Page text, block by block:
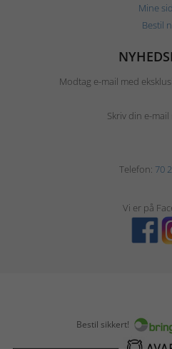
Mine
Bestil
Modtag e-mail med
Skriv din e-
Telefon: 70
Vi er på
Bestil sikkert!